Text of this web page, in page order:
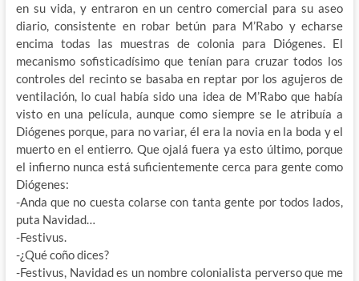
en su vida, y entraron en un centro comercial para su aseo
diario, consistente en robar betún para M’Rabo y echarse
encima todas las muestras de colonia para Diógenes. El
mecanismo sofisticadísimo que tenían para cruzar todos los
controles del recinto se basaba en reptar por los agujeros de
ventilación, lo cual había sido una idea de M’Rabo que había
visto en una película, aunque como siempre se le atribuía a
Diógenes porque, para no variar, él era la novia en la boda y el
muerto en el entierro. Que ojalá fuera ya esto último, porque
el infierno nunca está suficientemente cerca para gente como
Diógenes:
-Anda que no cuesta colarse con tanta gente por todos lados,
puta Navidad…
-Festivus.
-¿Qué coño dices?
-Festivus, Navidad es un nombre colonialista perverso que me